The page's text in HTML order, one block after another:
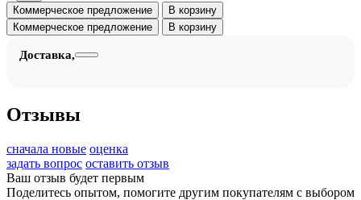
Коммерческое предложение
В корзину
Коммерческое предложение
В корзину
Доставка,
Отзывы
сначала новые оценка
задать вопрос оставить отзыв
Ваш отзыв будет первым
Поделитесь опытом, помогите другим покупателям с выбором